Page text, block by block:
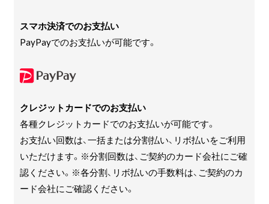
スマホ決済でのお支払い
PayPayでのお支払いが可能です。
クレジットカードでのお支払い
各種クレジットカードでのお支払いが可能です。
お支払い回数は、一括または分割払い、リボ払いをご利用
いただけます。※分割回数は、ご契約のカード会社にご確
認ください。※各分割、リボ払いの手数料は、ご契約のカ
ード会社にご確認ください。